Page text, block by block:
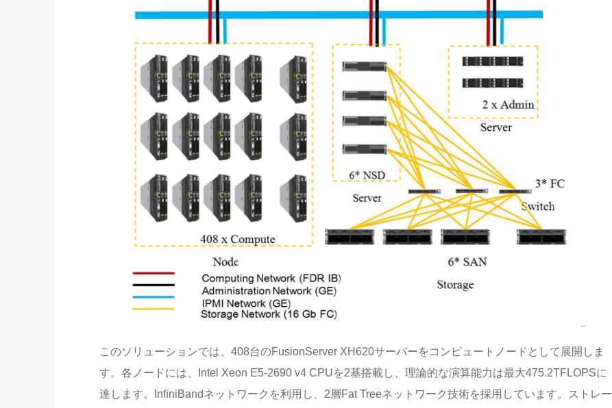
このソリューションでは、408台のFusionServer XH620サーバーをコンピュートノードとして展開しま
す。各ノードには、Intel Xeon E5-2690 v4 CPUを2基搭載し、理論的な演算能力は最大475.2TFLOPSに
達します。InfiniBandネットワークを利用し、2層Fat Treeネットワーク技術を採用しています。ストレー